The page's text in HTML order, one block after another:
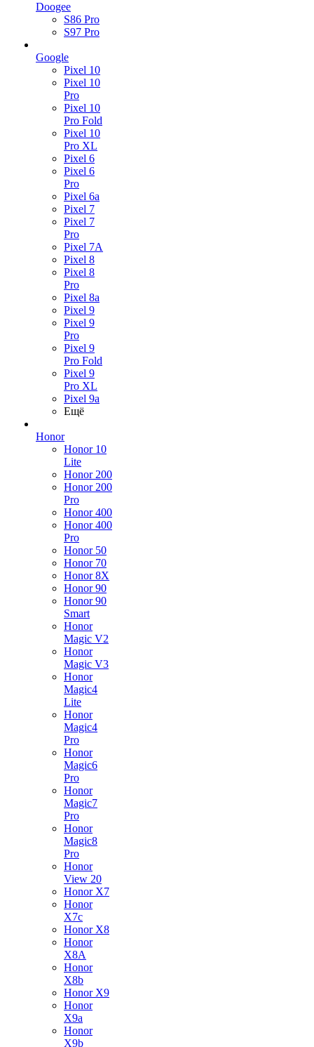
Doogee
S86 Pro
S97 Pro
Google
Pixel 10
Pixel 10
Pro
Pixel 10
Pro Fold
Pixel 10
Pro XL
Pixel 6
Pixel 6
Pro
Pixel 6a
Pixel 7
Pixel 7
Pro
Pixel 7A
Pixel 8
Pixel 8
Pro
Pixel 8a
Pixel 9
Pixel 9
Pro
Pixel 9
Pro Fold
Pixel 9
Pro XL
Pixel 9a
Ещё
Honor
Honor 10
Lite
Honor 200
Honor 200
Pro
Honor 400
Honor 400
Pro
Honor 50
Honor 70
Honor 8X
Honor 90
Honor 90
Smart
Honor
Magic V2
Honor
Magic V3
Honor
Magic4
Lite
Honor
Magic4
Pro
Honor
Magic6
Pro
Honor
Magic7
Pro
Honor
Magic8
Pro
Honor
View 20
Honor X7
Honor
X7c
Honor X8
Honor
X8A
Honor
X8b
Honor X9
Honor
X9a
Honor
X9b